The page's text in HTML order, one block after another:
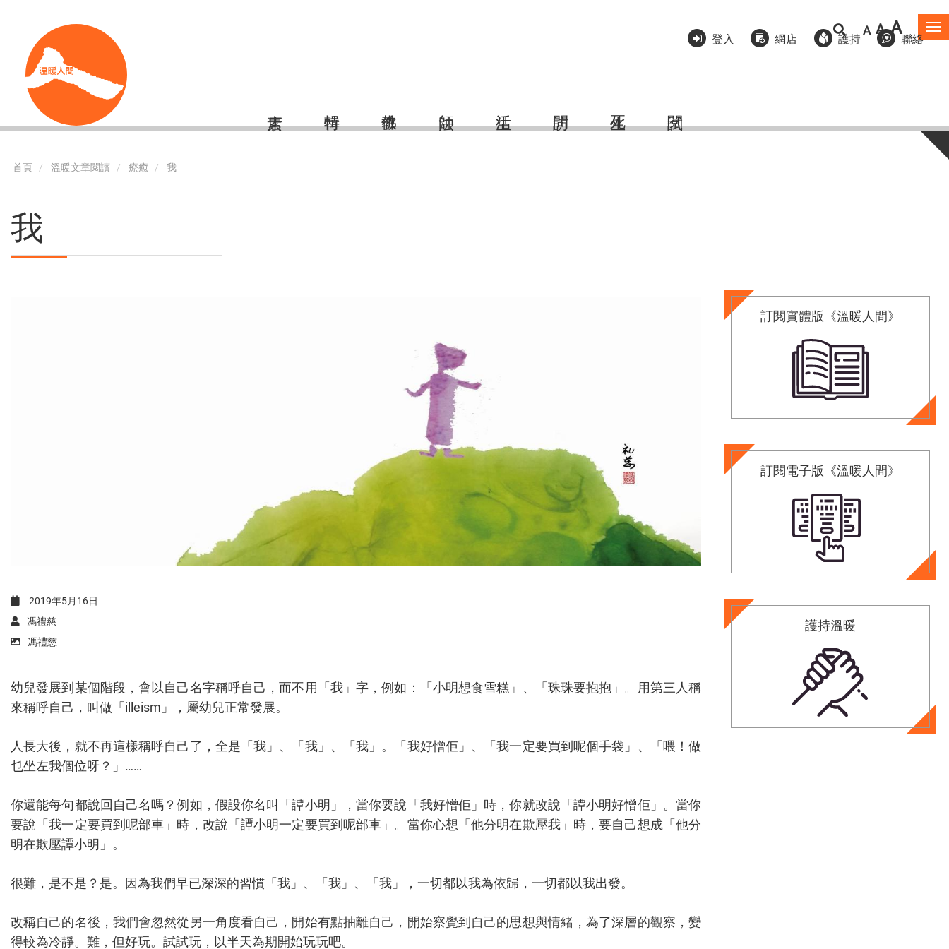
A A A
Shortcut 登入 網店 護持 聯絡
首頁 溫暖文章閱讀 療癒 我
我
2019年5月16日
馮禮慈
馮禮慈
幼兒發展到某個階段，會以自己名字稱呼自己，而不用「我」字，例如：「小明想食雪糕」、「珠珠要抱抱」。用第三人稱
來稱呼自己，叫做「illeism」，屬幼兒正常發展。
人長大後，就不再這樣稱呼自己了，全是「我」、「我」、「我」。「我好憎佢」、「我一定要買到呢個手袋」、「喂！做
乜坐左我個位呀？」……
你還能每句都說回自己名嗎？例如，假設你名叫「譚小明」，當你要說「我好憎佢」時，你就改說「譚小明好憎佢」。當你
要說「我一定要買到呢部車」時，改說「譚小明一定要買到呢部車」。當你心想「他分明在欺壓我」時，要自己想成「他分
明在欺壓譚小明」。
很難，是不是？是。因為我們早已深深的習慣「我」、「我」、「我」，一切都以我為依歸，一切都以我出發。
改稱自己的名後，我們會忽然從另一角度看自己，開始有點抽離自己，開始察覺到自己的思想與情緒，為了深層的觀察，變
得較為冷靜。難，但好玩。試試玩，以半天為期開始玩玩吧。
訂閱實體版《溫暖人間》
訂閱電子版《溫暖人間》
護持溫暖